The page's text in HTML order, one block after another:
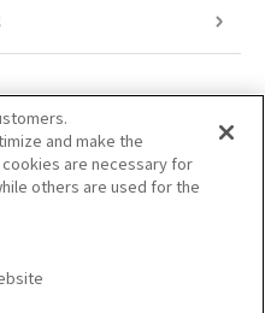
and make the
are necessary for
others are used for the